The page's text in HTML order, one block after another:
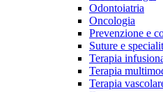
Catalogo prodotti
Trova il prodotto che stai
Braun con il nostro portfolio
Hai domande o richieste?
contatto con un nostro
Odontoiatria
Oncologia
Prevenzione e
Suture e
Terapia
Terapia
Terapia